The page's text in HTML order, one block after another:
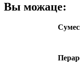
Вы можаце: